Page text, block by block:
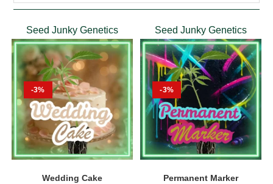
Seed Junky Genetics
-3%
Wedding Cake
Seed Junky Genetics
-3%
Permanent Marker